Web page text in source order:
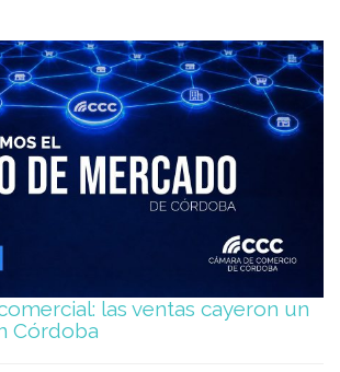
las ventas cayeron un
Córdoba